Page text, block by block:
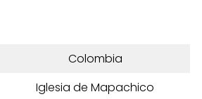
Colombia
Iglesia de Mapachico